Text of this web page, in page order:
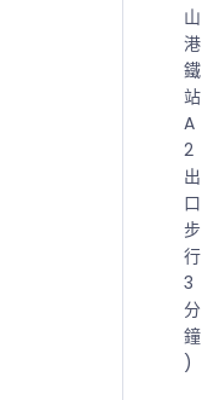
山
港
鐵
站
A
2
出
口
步
行
3
分
鐘
)